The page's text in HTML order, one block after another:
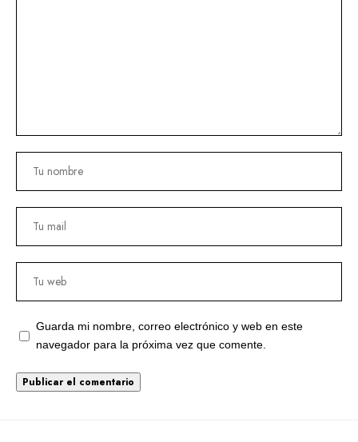
Guarda mi nombre, correo electrónico y web en este
navegador para la próxima vez que comente.